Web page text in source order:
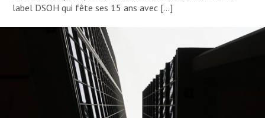
label DSOH qui fête ses 15 ans avec […]